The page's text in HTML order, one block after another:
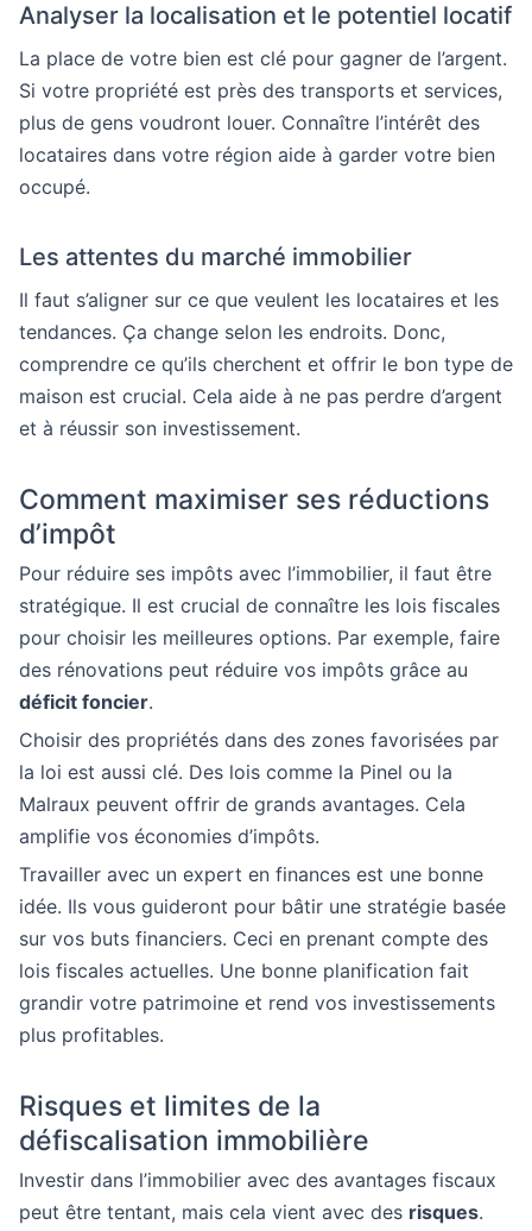
Analyser la localisation et le potentiel locatif
La place de votre bien est clé pour gagner de l’argent.
Si votre propriété est près des transports et services,
plus de gens voudront louer. Connaître l’intérêt des
locataires dans votre région aide à garder votre bien
occupé.
Les attentes du marché immobilier
Il faut s’aligner sur ce que veulent les locataires et les
tendances. Ça change selon les endroits. Donc,
comprendre ce qu’ils cherchent et offrir le bon type de
maison est crucial. Cela aide à ne pas perdre d’argent
et à réussir son investissement.
Comment maximiser ses réductions
d’impôt
Pour réduire ses impôts avec l’immobilier, il faut être
stratégique. Il est crucial de connaître les lois fiscales
pour choisir les meilleures options. Par exemple, faire
des rénovations peut réduire vos impôts grâce au
déficit foncier.
Choisir des propriétés dans des zones favorisées par
la loi est aussi clé. Des lois comme la Pinel ou la
Malraux peuvent offrir de grands avantages. Cela
amplifie vos économies d’impôts.
Travailler avec un expert en finances est une bonne
idée. Ils vous guideront pour bâtir une stratégie basée
sur vos buts financiers. Ceci en prenant compte des
lois fiscales actuelles. Une bonne planification fait
grandir votre patrimoine et rend vos investissements
plus profitables.
Risques et limites de la
défiscalisation immobilière
Investir dans l’immobilier avec des avantages fiscaux
peut être tentant, mais cela vient avec des risques.